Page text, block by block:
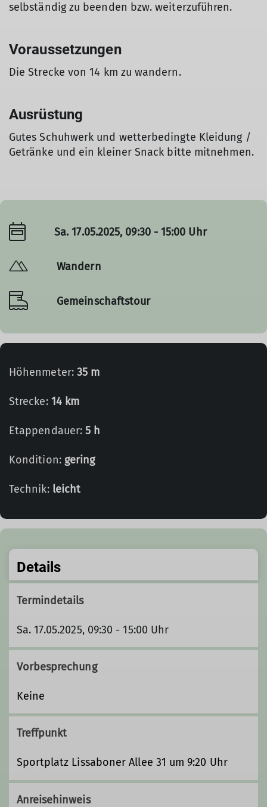
selbständig zu beenden bzw. weiterzuführen.
Voraussetzungen
Die Strecke von 14 km zu wandern.
Ausrüstung
Gutes Schuhwerk und wetterbedingte Kleidung /
Getränke und ein kleiner Snack bitte mitnehmen.
Sa. 17.05.2025, 09:30 - 15:00 Uhr
Wandern
Gemeinschaftstour
Höhenmeter: 35 m
Strecke: 14 km
Etappendauer:5 h
Kondition: gering
Technik: leicht
Details
Termindetails
Sa. 17.05.2025, 09:30 - 15:00 Uhr
Vorbesprechung
Keine
Treffpunkt
Sportplatz Lissaboner Allee 31 um 9:20 Uhr
Anreisehinweis